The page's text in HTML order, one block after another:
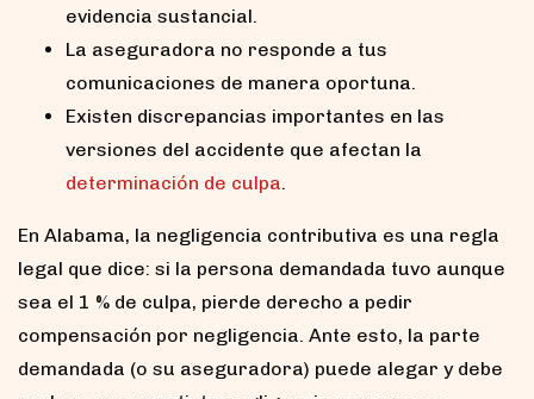
evidencia sustancial.
La aseguradora no responde a tus
comunicaciones de manera oportuna.
Existen discrepancias importantes en las
versiones del accidente que afectan la
determinación de culpa
En Alabama, la negligencia contributiva es una regla
legal que dice: si la persona demandada tuvo aunque
sea el 1 % de culpa, pierde derecho a pedir
compensación por negligencia. Ante esto, la parte
demandada (o su aseguradora) puede alegar y debe